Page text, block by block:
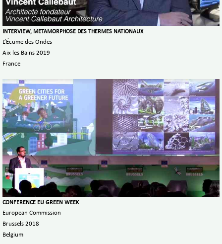
INTERVIEW, METAMORPHOSE DES THERMES NATIONAUX
L’Écume des Ondes
Aix les Bains 2019
France
CONFERENCE EU GREEN WEEK
European Commission
Brussels 2018
Belgium